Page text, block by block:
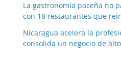
La gastronomía paceña no
con 18 restaurantes que
Nicaragua acelera la
consolida un negocio de